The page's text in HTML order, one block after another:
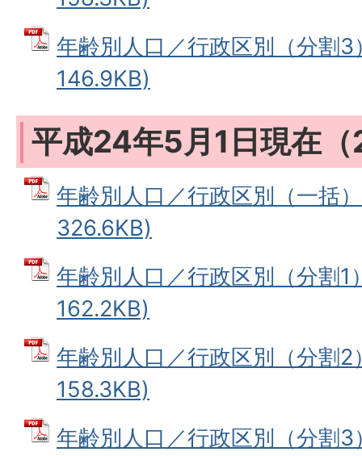
年齢別人口／行政区別（分割
146.9KB)
平成24年5月1日現在
年齢別人口／行政区別（一括
326.6KB)
年齢別人口／行政区別（分割
162.2KB)
年齢別人口／行政区別（分割
158.3KB)
年齢別人口／行政区別（分割